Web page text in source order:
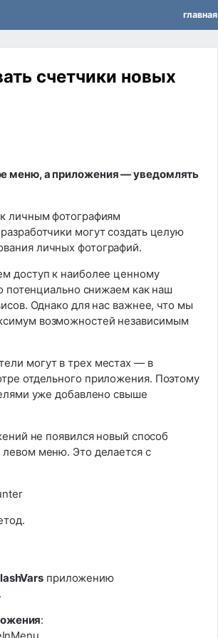
главная
счетчики новых
меню, а приложения — уведомлять
личным фотографиям
могут создать целую
личных фотографий.
доступ к наиболее ценному
потенциально снижаем как наш
Однако для нас важнее, что мы
возможностей независимым
могут в трех местах — в
отдельного приложения. Поэтому
уже добавлено свыше
не появился новый способ
меню. Это делается с
приложению
: